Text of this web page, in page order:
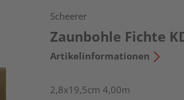
Scheerer
Zaunbohle Fichte
Artikelinformationen
2,8x19,5cm 4,00m